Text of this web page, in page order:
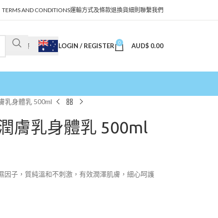
TERMS AND CONDITIONS運輸方式及條款退換貨細則 聯繫我們
澳幣 LOGIN / REGISTER 0 AUD$ 0.00
乳身體乳 500ml
膚乳身體乳 500ml
因子，質純溫和不刺激，有效潤澤肌膚，細心呵護